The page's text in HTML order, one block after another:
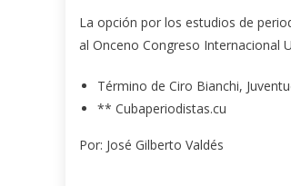
La opción por los estudios de
al Onceno Congreso Internacional
Término de Ciro Bianchi,
** Cubaperiodistas.cu
Por: José Gilberto Valdés